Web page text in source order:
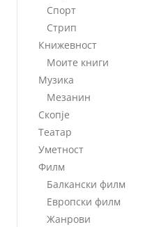
Спорт
Стрип
Книжевност
Моите книги
Музика
Мезанин
Скопје
Театар
Уметност
Филм
Балкански филм
Европски филм
Жанрови